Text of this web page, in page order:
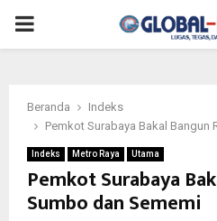
PRIMARY
Beranda
Indeks
Pemkot Surabaya Bakal Bangun
Indeks Metro Raya Utama
Pemkot Surabaya
Sumbo dan Sememi